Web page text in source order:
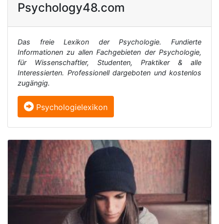
Psychology48.com
Das freie Lexikon der Psychologie. Fundierte
Informationen zu allen Fachgebieten der Psychologie,
für Wissenschaftler, Studenten, Praktiker & alle
Interessierten. Professionell dargeboten und kostenlos
zugängig.
Psychologielexikon